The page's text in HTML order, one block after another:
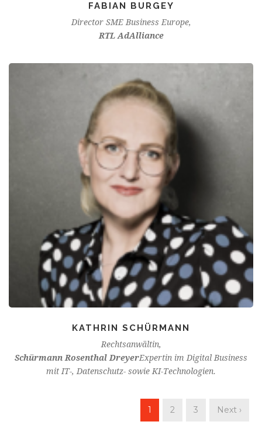
FABIAN BURGEY
Director SME Business Europe,
RTL AdAlliance
KATHRIN SCHÜRMANN
Rechtsanwältin,
Schürmann Rosenthal DreyerExpertin im Digital Business
mit IT-, Datenschutz- sowie KI-Technologien.
1 2 3 Next ›